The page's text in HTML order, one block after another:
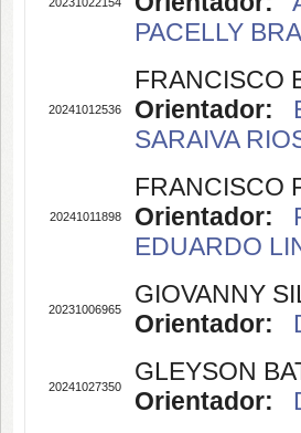
PACELLY
20241012536
FRANCISCO
Orientador:
SARAIVA
20241011898
FRANCISCO
Orientador:
EDUARDO
20231006965
GIOVANNY
Orientador:
20241027350
GLEYSON
Orientador: